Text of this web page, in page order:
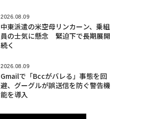
2026.08.09
中東派遣の米空母リンカーン、乗組
員の士気に懸念 緊迫下で長期展開
続く
2026.08.09
Gmailで「Bccがバレる」事態を回
避、グーグルが誤送信を防ぐ警告機
能を導入